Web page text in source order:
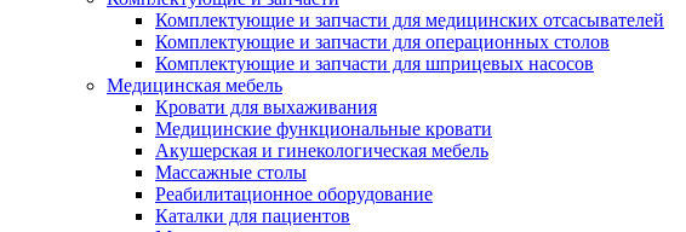
Комплектующие и запчасти для медицинских отсасывателей
Комплектующие и запчасти для операционных столов
Комплектующие и запчасти для шприцевых насосов
Медицинская мебель
Кровати для выхаживания
Медицинские функциональные кровати
Акушерская и гинекологическая мебель
Массажные столы
Реабилитационное оборудование
Каталки для пациентов